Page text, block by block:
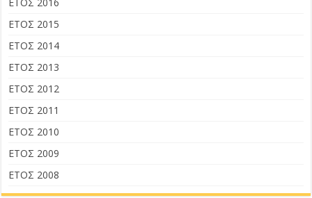
ΕΤΟΣ 2016
ΕΤΟΣ 2015
ΕΤΟΣ 2014
ΕΤΟΣ 2013
ΕΤΟΣ 2012
ΕΤΟΣ 2011
ΕΤΟΣ 2010
ΕΤΟΣ 2009
ΕΤΟΣ 2008